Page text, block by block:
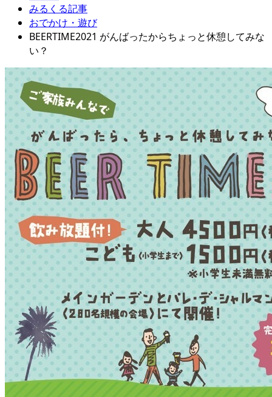
みるくる記事
おでかけ・遊び
BEERTIME2021 がんばったからちょっと休憩してみな
い？